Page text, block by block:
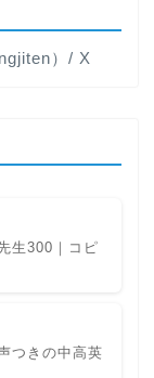
）/ X
生300｜コピ
つきの中高英